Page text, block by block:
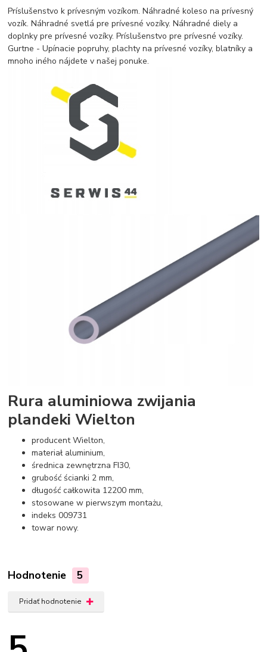
Príslušenstvo k prívesným vozíkom. Náhradné koleso na prívesný
vozík. Náhradné svetlá pre prívesné vozíky. Náhradné diely a
doplnky pre prívesné vozíky. Príslušenstvo pre prívesné vozíky.
Gurtne - Upínacie popruhy, plachty na prívesné vozíky, blatníky a
mnoho iného nájdete v našej ponuke.
Rura aluminiowa zwijania
plandeki Wielton
producent Wielton,
materiał aluminium,
średnica zewnętrzna FI30,
grubość ścianki 2 mm,
długość całkowita 12200 mm,
stosowane w pierwszym montażu,
indeks 009731
towar nowy.
Hodnotenie 5
Pridať hodnotenie